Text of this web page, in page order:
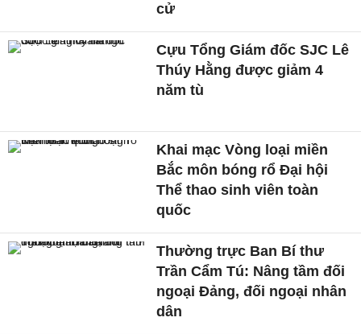
cử
Cựu Tổng Giám đốc SJC Lê
Thúy Hằng được giảm 4
năm tù
Khai mạc Vòng loại miền
Bắc môn bóng rổ Đại hội
Thể thao sinh viên toàn
quốc
Thường trực Ban Bí thư
Trần Cẩm Tú: Nâng tầm đối
ngoại Đảng, đối ngoại nhân
dân